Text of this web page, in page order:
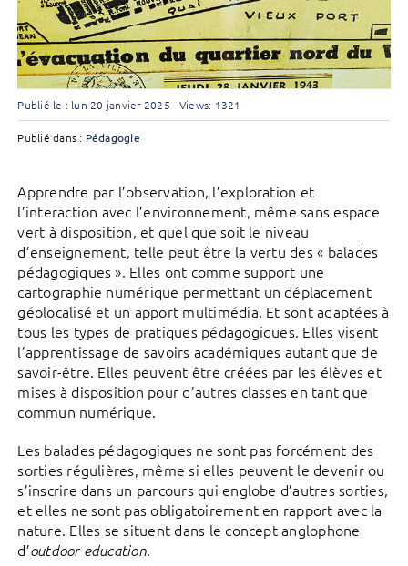
Publié le : lun 20 janvier 2025 Views: 1321
Publié dans : Pédagogie
Apprendre par l’observation, l’exploration et
l’interaction avec l’environnement, même sans espace
vert à disposition, et quel que soit le niveau
d’enseignement, telle peut être la vertu des « balades
pédagogiques ». Elles ont comme support une
cartographie numérique permettant un déplacement
géolocalisé et un apport multimédia. Et sont adaptées à
tous les types de pratiques pédagogiques. Elles visent
l’apprentissage de savoirs académiques autant que de
savoir-être. Elles peuvent être créées par les élèves et
mises à disposition pour d’autres classes en tant que
commun numérique.
Les balades pédagogiques ne sont pas forcément des
sorties régulières, même si elles peuvent le devenir ou
s’inscrire dans un parcours qui englobe d’autres sorties,
et elles ne sont pas obligatoirement en rapport avec la
nature. Elles se situent dans le concept anglophone
d’outdoor education.